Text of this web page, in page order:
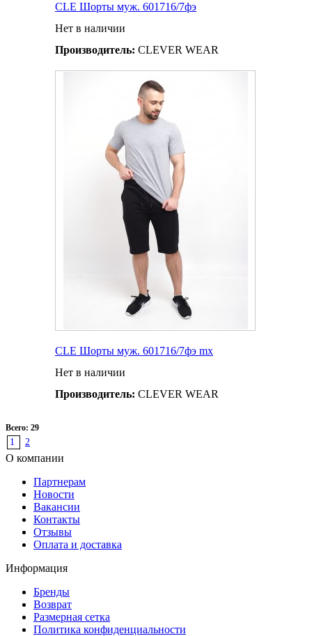
CLE Шорты муж. 601716/7фэ
Нет в наличии
Производитель: CLEVER WEAR
CLE Шорты муж. 601716/7фэ mx
Нет в наличии
Производитель: CLEVER WEAR
Всего: 29
1 2
О компании
Партнерам
Новости
Вакансии
Контакты
Отзывы
Оплата и доставка
Информация
Бренды
Возврат
Размерная сетка
Политика конфиденциальности